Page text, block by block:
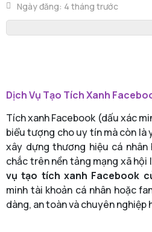
Ngày đăng: 4 tháng trước
Dịch Vụ Tạo Tích Xanh
Tích xanh Facebook (dấu xác
biểu tượng cho uy tín mà còn
xây dựng thương hiệu cá nhân
chắc trên nền tảng mạng xã hội
vụ tạo tích xanh Facebook
minh tài khoản cá nhân hoặc
dàng, an toàn và chuyên nghiệp